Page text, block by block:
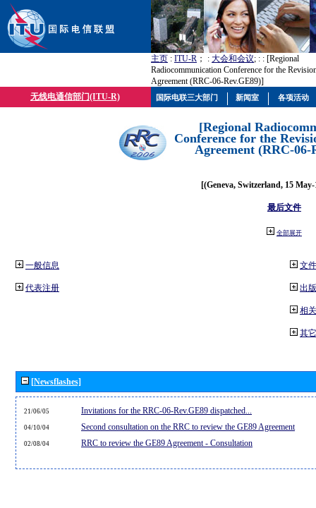
主页 : ITU-R ； : 大会和会议; : : [Regional
Radiocommunication Conference for the
Agreement (RRC-06-Rev.GE89)]
无线电通信部门(ITU-R)
[Regional
Conference for the
Agreement (RRC-06-
[(Geneva, Switzerland, 15
最后文件
全部展开
一般信息
代表注册
文件
出
相
其
[Newsflashes]
21/06/05 Invitations for the RRC-06-Rev.GE89 dispatched...
04/10/04 Second consultation on the RRC to review the GE89 Agreement
02/08/04 RRC to review the GE89 Agreement - Consultation
国际电联三大部门 新闻室 各项活动